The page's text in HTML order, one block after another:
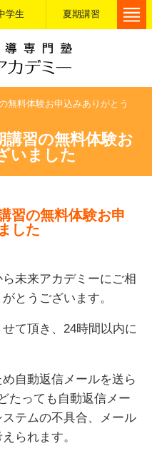
学生 夏期講習
無料体験お申込みありがとう
講習の無料体験お
いました
習の無料体験お申
した
未来アカデミーにご相
とうございます。
て頂き、24時間以内に
自動返信メールを送ら
たっても自動返信メー
テムの不具合、メール
られます。